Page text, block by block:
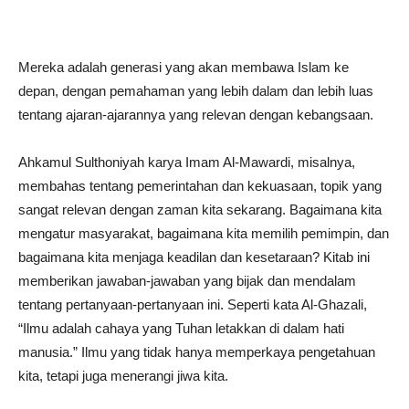
Mereka adalah generasi yang akan membawa Islam ke
depan, dengan pemahaman yang lebih dalam dan lebih luas
tentang ajaran-ajarannya yang relevan dengan kebangsaan.
Ahkamul Sulthoniyah karya Imam Al-Mawardi, misalnya,
membahas tentang pemerintahan dan kekuasaan, topik yang
sangat relevan dengan zaman kita sekarang. Bagaimana kita
mengatur masyarakat, bagaimana kita memilih pemimpin, dan
bagaimana kita menjaga keadilan dan kesetaraan? Kitab ini
memberikan jawaban-jawaban yang bijak dan mendalam
tentang pertanyaan-pertanyaan ini. Seperti kata Al-Ghazali,
“Ilmu adalah cahaya yang Tuhan letakkan di dalam hati
manusia.” Ilmu yang tidak hanya memperkaya pengetahuan
kita, tetapi juga menerangi jiwa kita.